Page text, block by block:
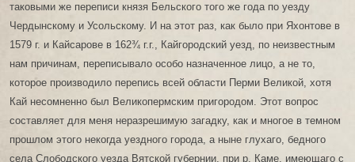
таковыми же переписи князя Бельского того же года по уезду
Чердынскому и Усольскому. И на этот раз, как было при Яхонтове в
1579 г. и Кайсарове в 162¾ г.г., Кайгородский уезд, по неизвестным
нам причинам, переписывало особо назначенное лицо, а не то,
которое производило перепись всей области Перми Великой, хотя
Кай несомненно был Великопермским пригородом. Этот вопрос
составляет для меня неразрешимую загадку, как и многое в темном
прошлом этого некогда уездного города, а ныне глухаго, бедного
села Слободского уезда Вятской губернии, при р. Каме, имеющаго с